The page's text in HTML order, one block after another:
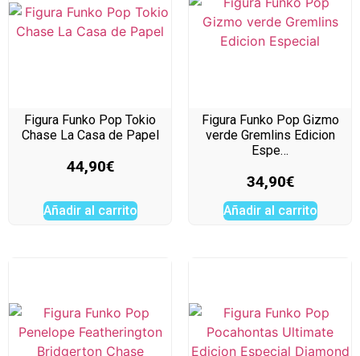
Figura Funko Pop Tokio
Chase La Casa de Papel
44,90€
Añadir al carrito
Figura Funko Pop Gizmo
verde Gremlins Edicion
Espe…
34,90€
Añadir al carrito